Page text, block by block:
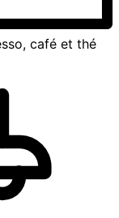
café et thé